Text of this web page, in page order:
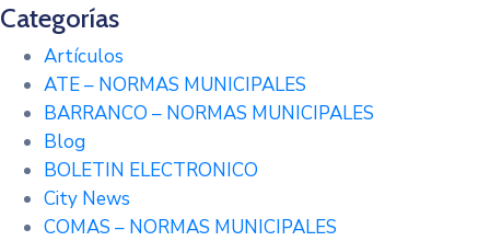
Categorías
Artículos
ATE – NORMAS MUNICIPALES
BARRANCO – NORMAS MUNICIPALES
Blog
BOLETIN ELECTRONICO
City News
COMAS – NORMAS MUNICIPALES